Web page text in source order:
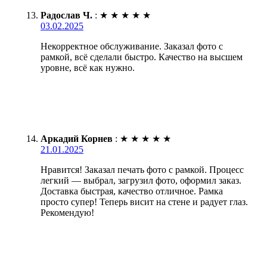
Радослав Ч. : ★ ★ ★ ★ ★
03.02.2025
Некорректное обслуживание. Заказал фото с
рамкой, всё сделали быстро. Качество на высшем
уровне, всё как нужно.
Аркадий Корнев : ★ ★ ★ ★ ★
21.01.2025
Нравится! Заказал печать фото с рамкой. Процесс
легкий — выбрал, загрузил фото, оформил заказ.
Доставка быстрая, качество отличное. Рамка
просто супер! Теперь висит на стене и радует глаз.
Рекомендую!